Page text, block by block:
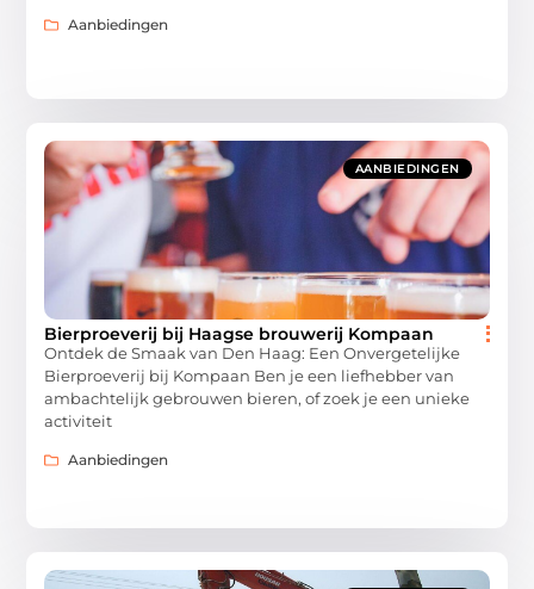
Aanbiedingen
AANBIEDINGEN
Bierproeverij bij Haagse brouwerij Kompaan
Ontdek de Smaak van Den Haag: Een Onvergetelijke
Bierproeverij bij Kompaan Ben je een liefhebber van
ambachtelijk gebrouwen bieren, of zoek je een unieke
activiteit
Aanbiedingen